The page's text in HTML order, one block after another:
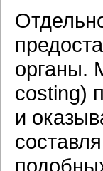
органы.
costing)
и